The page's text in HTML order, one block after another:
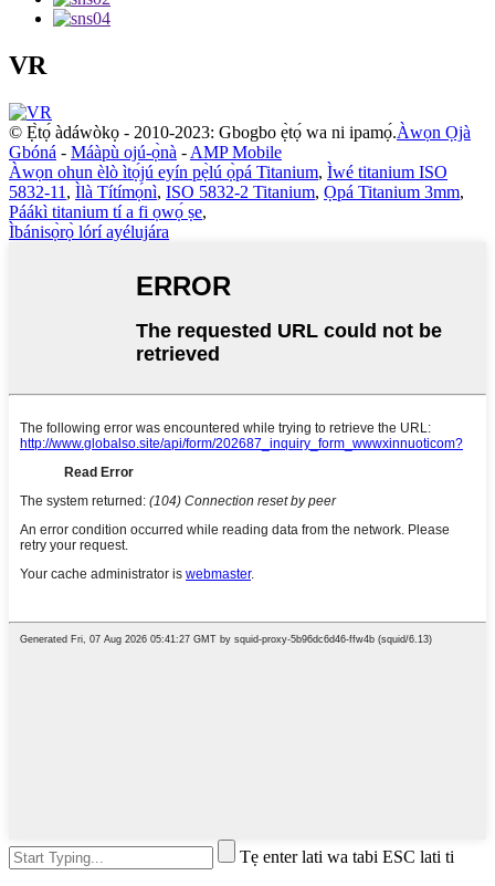
VR
© Ẹ̀tọ́ àdáwòkọ - 2010-2023: Gbogbo ẹ̀tọ́ wa ni ipamọ́.Àwọn Ọjà
Gbóná - Máàpù ojú-ọ̀nà - AMP Mobile
Àwọn ohun èlò ìtọ́jú eyín pẹ̀lú ọ̀pá Titanium, Ìwé titanium ISO
5832-11 , Ìlà Títímọ́nì, ISO 5832-2 Titanium, Ọpá Titanium 3mm,
Páákì titanium tí a fi ọwọ́ ṣe,
Ìbánisọ̀rọ̀ lórí ayélujára
Tẹ enter lati wa tabi ESC lati ti